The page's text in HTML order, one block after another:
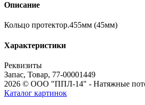
Описание
Кольцо протектор.455мм (45мм)
Характеристики
Реквизиты
Запас, Товар, 77-00001449
2026 © ООО "ППЛ-14" - Натяжные
Каталог картинок